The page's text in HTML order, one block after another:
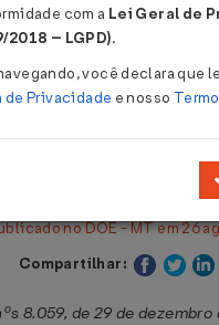
Legislações
DE 23/08/
no DOE - MT em 26
Compartilhar:
8.059, de 29 de dezembro
com a Lei Geral de
2018 – LGPD).
você declara que
Privacidade e nosso